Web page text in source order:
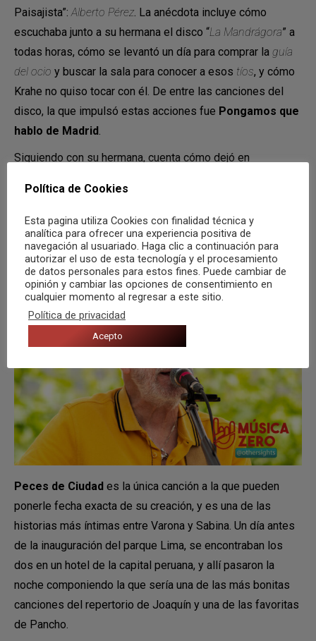
Paisajista”:Alberto Pérez. La anécdota incluye cómo
escuchaba junto a su hermana el disco “La Mandrágora” a
todas horas, cómo se levantó un día para comprar la guía
del ocio y buscar la sala para conocer a esos tíos, y cómo
Krahe no quiso tocar con él. De entre las canciones del
disco, la que impulsó estas acciones fue Pongamos que
hablo de Madrid.
Siguiendo con su hermana, cuenta cómo dejó en
los famosos que conocía él, y escribirles canciones. De
ellas, destacaNo me importa nada, compuesta por
ambos paraLuz Casal. Más tarde, su hermana volvería al
ministerio.
Peces de Ciudad es la única canción a la que pueden
ponerle fecha exacta de su creación, y es una de las
historias más íntimas entre Varona y Sabina. Un día antes
de la inauguración del parque Lima, se encontraban los
dos en un hotel de la capital peruana, y allí pasaron la
noche componiendo la que sería una de las más bonitas
canciones del repertorio de Joaquín y una de las favoritas
de Pancho.
Política de Cookies
Esta pagina utiliza Cookies con finalidad técnica y
analítica para ofrecer una experiencia positiva de
navegación al usuariado. Haga clic a continuación para
autorizar el uso de esta tecnología y el procesamiento
de datos personales para estos fines. Puede cambiar de
opinión y cambiar las opciones de consentimiento en
cualquier momento al regresar a este sitio.
Política de privacidad
Acepto